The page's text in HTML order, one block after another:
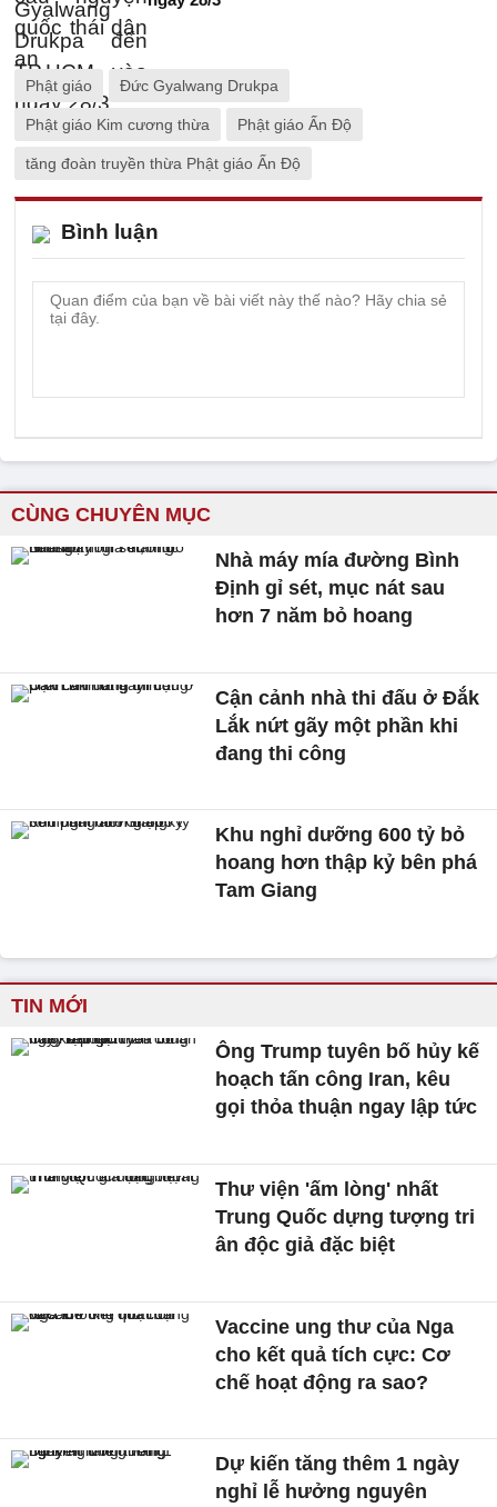
Phật giáo Đức Gyalwang Drukpa
Phật giáo Kim cương thừa Phật giáo Ấn Độ
tăng đoàn truyền thừa Phật giáo Ấn Độ
Bình luận
CÙNG CHUYÊN MỤC
Nhà máy mía đường Bình
Định gỉ sét, mục nát sau
hơn 7 năm bỏ hoang
Cận cảnh nhà thi đấu ở Đắk
Lắk nứt gãy một phần khi
đang thi công
Khu nghỉ dưỡng 600 tỷ bỏ
hoang hơn thập kỷ bên phá
Tam Giang
TIN MỚI
Ông Trump tuyên bố hủy kế
hoạch tấn công Iran, kêu
gọi thỏa thuận ngay lập tức
Thư viện 'ấm lòng' nhất
Trung Quốc dựng tượng tri
ân độc giả đặc biệt
Vaccine ung thư của Nga
cho kết quả tích cực: Cơ
chế hoạt động ra sao?
Dự kiến tăng thêm 1 ngày
nghỉ lễ hưởng nguyên